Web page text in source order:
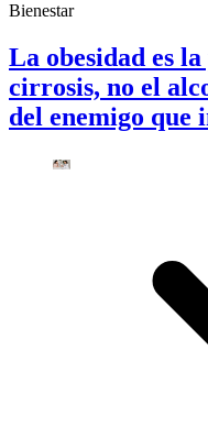
Bienestar
La obesidad es
cirrosis, no el
del enemigo que